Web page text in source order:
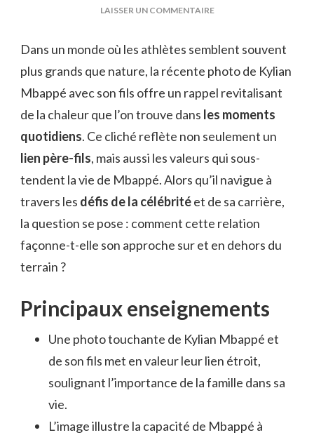
LAISSER UN COMMENTAIRESUR
ET
SON
PHOTO
Dans un monde où les athlètes semblent souvent
plus grands que nature, la récente photo de Kylian
Mbappé avec son fils offre un rappel revitalisant
de la chaleur que l’on trouve dans les moments
quotidiens. Ce cliché reflète non seulement un
lien père-fils, mais aussi les valeurs qui sous-
tendent la vie de Mbappé. Alors qu’il navigue à
travers les défis de la célébritéet de sa carrière,
la question se pose : comment cette relation
façonne-t-elle son approche sur et en dehors du
terrain ?
Principaux enseignements
Une photo touchante de Kylian Mbappé et
de son fils met en valeur leur lien étroit,
soulignant l’importance de la famille dans sa
vie.
L’image illustre la capacité de Mbappé à